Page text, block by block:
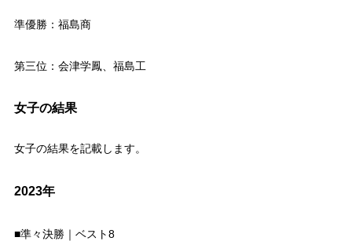
準優勝：福島商
第三位：会津学鳳、福島工
女子の結果
女子の結果を記載します。
2023年
■準々決勝｜ベスト8